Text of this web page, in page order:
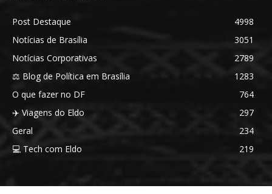
Post Destaque
4998
Notícias de Brasília
3051
Notícias Corporativas
2789
⚖️ Blog de Política em Brasília
1283
O que fazer no DF
764
✈️ Viagens do Eldo
297
Geral
234
💻 Tech com Eldo
219